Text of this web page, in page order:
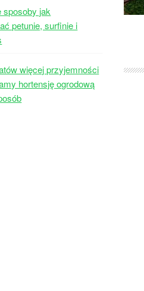
sposoby jak
petunie, surfinie i
więcej przyjemności
hortensję ogrodową